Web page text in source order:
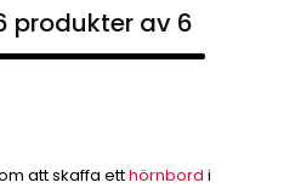
produkter av 6
att skaffa etthörnbord i